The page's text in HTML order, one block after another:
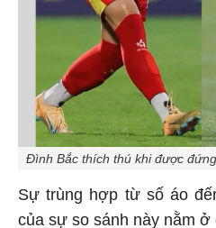
Đình Bắc thích thú khi được
Sự trùng hợp từ số áo
của sự so sánh này nằm ở